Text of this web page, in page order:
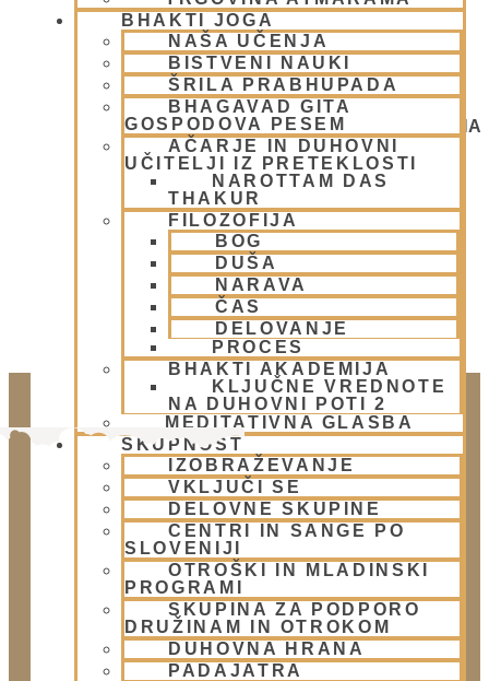
BHAKTI JOGA
NAŠA UČENJA
BISTVENI NAUKI
ŠRILA PRABHUPADA
BHAGAVAD GITA
GOSPODOVA PESEM
AČARJE IN DUHOVNI
UČITELJI IZ PRETEKLOSTI
NAROTTAM DAS
THAKUR
FILOZOFIJA
BOG
DUŠA
NARAVA
ČAS
DELOVANJE
PROCES
BHAKTI AKADEMIJA
KLJUČNE VREDNOTE
NA DUHOVNI POTI 2
MEDITATIVNA GLASBA
SKUPNOST
IZOBRAŽEVANJE
VKLJUČI SE
DELOVNE SKUPINE
CENTRI IN SANGE PO
SLOVENIJI
OTROŠKI IN MLADINSKI
PROGRAMI
SKUPINA ZA PODPORO
DRUŽINAM IN OTROKOM
DUHOVNA HRANA
PADAJATRA
NEDELJSKO SREČANJE - CENTER HARE KRIŠNA
LJUBLJANA
OGNJENO ŽRTVOVANJE - NARASIMHA JAGJA -
VSAKO SOBOTO
Klikni gumb spodaj.
Doniraj